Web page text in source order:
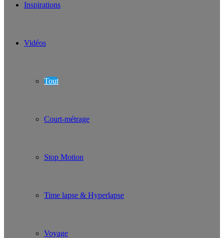
Inspirations
Vidéos
Tout
Court-métrage
Stop Motion
Time lapse & Hyperlapse
Voyage